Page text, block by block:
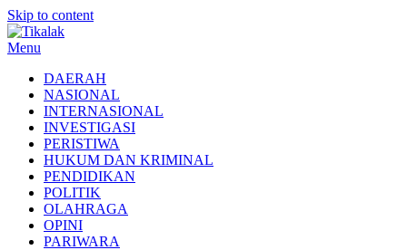
Skip to content
Menu
DAERAH
NASIONAL
INTERNASIONAL
INVESTIGASI
PERISTIWA
HUKUM DAN KRIMINAL
PENDIDIKAN
POLITIK
OLAHRAGA
OPINI
PARIWARA